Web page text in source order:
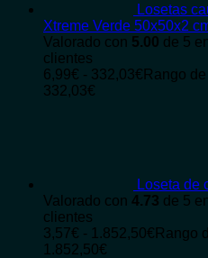
Losetas
Xtreme Verde 50x50x2
Valorado con 5.00 de 5
clientes
6,99€ - 332,03€ Rango
332,03€
Loseta de
Valorado con 4.73 de 5
clientes
3,57€ - 1.852,50€ Rango
1.852,50€